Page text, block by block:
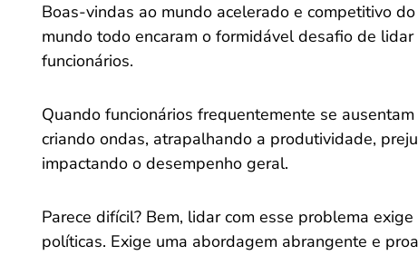
Boas-vindas ao mundo acelerado e competitivo
mundo todo encaram o formidável desafio de
funcionários.
Quando funcionários frequentemente se
criando ondas, atrapalhando a produtividade,
impactando o desempenho geral.
Parece difícil? Bem, lidar com esse problema
políticas. Exige uma abordagem abrangente e